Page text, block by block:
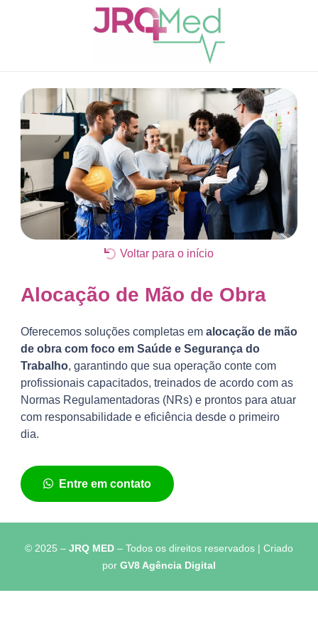
Voltar para o início
Alocação de Mão de Obra
Oferecemos soluções completas em alocação de mão
de obra com foco em Saúde e Segurança do
Trabalho, garantindo que sua operação conte com
profissionais capacitados, treinados de acordo com as
Normas Regulamentadoras (NRs) e prontos para atuar
com responsabilidade e eficiência desde o primeiro
dia.
Entre em contato
© 2025 – JRQ MED – Todos os direitos reservados | Criado
por GV8 Agência Digital